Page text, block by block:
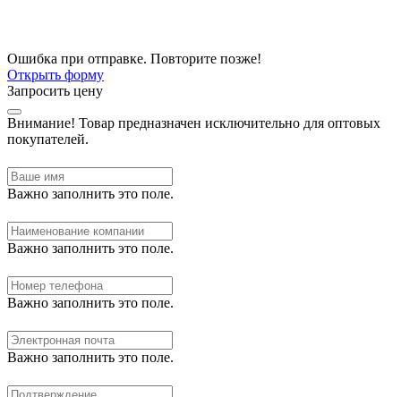
Ошибка при отправке. Повторите позже!
Открыть форму
Запросить цену
Внимание! Товар предназначен исключительно для оптовых
покупателей.
Важно заполнить это поле.
Важно заполнить это поле.
Важно заполнить это поле.
Важно заполнить это поле.